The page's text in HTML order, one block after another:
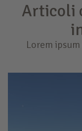
Articoli
Lorem